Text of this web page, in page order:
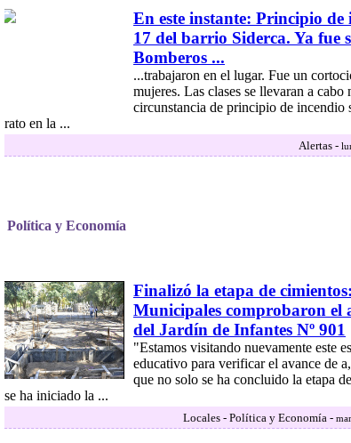
En este instante: Principio de
17 del barrio Siderca. Ya fue
Bomberos ...
...trabajaron en el lugar. Fue un
mujeres. Las clases se llevaran a cabo
circunstancia de principio de incendio
rato en la ...
Alertas -
Política y Economía
Finalizó la etapa de
Municipales comprobaron el
del Jardín de Infantes Nº 901
"Estamos visitando nuevamente este
educativo para verificar el avance de
que no solo se ha concluido la etapa
se ha iniciado la ...
Locales - Política y Economía -